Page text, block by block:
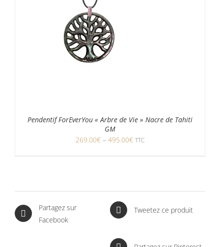
Pendentif ForEverYou « Arbre de Vie » Nacre de Tahiti
GM
269.00€ – 495.00€ TTC
Partagez sur
Facebook
Tweetez ce produit